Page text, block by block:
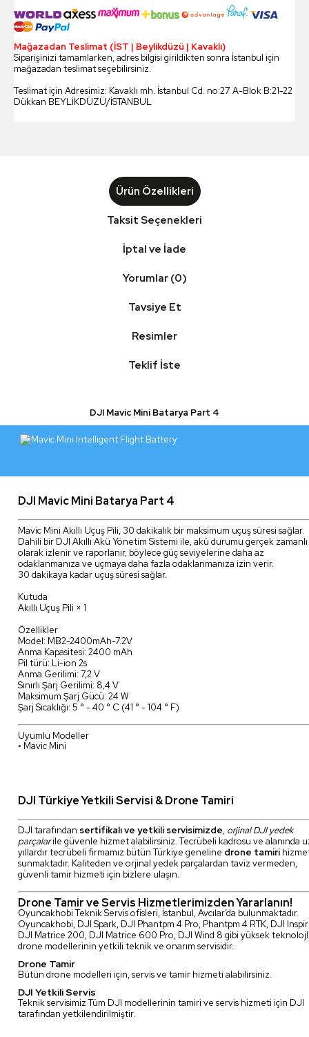
Mağazadan Teslimat (İST | Beylikdüzü | Kavaklı)
Siparişinizi tamamlarken, adres bilgisi girildikten sonra İstanbul için
mağazadan teslimat seçebilirsiniz.
Teslimat için Adresimiz: Kavaklı mh. İstanbul Cd. no:27 A-Blok B:21-22
Dükkan BEYLİKDÜZÜ/İSTANBUL
Ürün Özellikleri
Taksit Seçenekleri
İptal ve İade
Yorumlar (0)
Tavsiye Et
Resimler
Teklif İste
DJI Mavic Mini Batarya Part 4
DJI Mavic Mini Batarya Part 4
Mavic Mini Akıllı Uçuş Pili, 30 dakikalık bir maksimum uçuş süresi sağlar.
Dahili bir DJI Akıllı Akü Yönetim Sistemi ile, akü durumu gerçek zamanlı
olarak izlenir ve raporlanır, böylece güç seviyelerine daha az
odaklanmanıza ve uçmaya daha fazla odaklanmanıza izin verir.
30 dakikaya kadar uçuş süresi sağlar.
Kutuda
Akıllı Uçuş Pili × 1
Özellikler
Model: MB2-2400mAh-7.2V
Anma Kapasitesi: 2400 mAh
Pil türü: Li-ion 2s
Anma Gerilimi: 7,2 V
Sınırlı Şarj Gerilimi: 8,4 V
Maksimum Şarj Gücü: 24 W
Şarj Sıcaklığı: 5 ° - 40 ° C (41 ° - 104 ° F)
Uyumlu Modeller
• Mavic Mini
DJI Türkiye Yetkili Servisi & Drone Tamiri
DJI tarafından sertifikalı ve yetkili servisimizde, orjinal DJI yedek
parçalarile güvenle hizmet alabilirsiniz. Tecrübeli kadrosu ve alanında
yıllardır tecrübeli firmamız bütün Türkiye geneline drone tamiri
sunmaktadır. Kaliteden ve orjinal yedek parçalardan taviz vermeden,
güvenli tamir hizmeti için bizlere ulaşın.
Drone Tamir ve Servis Hizmetlerimizden Yararlanın!
Oyuncakhobi Teknik Servis ofisleri, İstanbul, Avcılar’da bulunmaktadır.
Oyuncakhobi, DJI Spark, DJI Phantpm 4 Pro, Phantpm 4 RTK, DJI
DJI Matrice 200, DJI Matrice 600 Pro, DJI Wind 8 gibi yüksek
drone modellerinin yetkili teknik ve onarım servisidir.
Drone Tamir
Bütün drone modelleri için, servis ve tamir hizmeti alabilirsiniz.
DJI Yetkili Servis
Teknik servisimiz Tüm DJI modellerinin tamiri ve servis hizmeti için DJI
tarafından yetkilendirilmiştir.